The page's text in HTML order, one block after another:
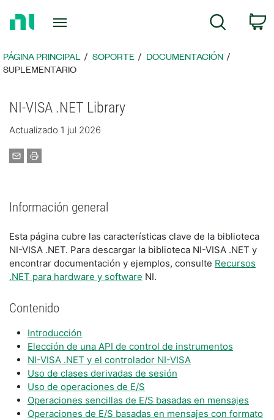
página
principal
Búsqueda
PÁGINA PRINCIPAL SOPORTE
DOCUMENTACIÓN
SUPLEMENTARIO
NI-VISA .NET Library
Actualizado 1 jul 2026
Información general
Esta página cubre las características clave de la biblioteca
NI-VISA .NET. Para descargar la biblioteca NI-VISA .NET y
encontrar documentación y ejemplos, consulte Recursos
.NET para hardware y software NI.
Contenido
Introducción
Elección de una API de control de instrumentos
NI-VISA .NET y el controlador NI-VISA
Uso de clases derivadas de sesión
Uso de operaciones de E/S
Operaciones sencillas de E/S basadas en mensajes
Operaciones de E/S basadas en mensajes con formato